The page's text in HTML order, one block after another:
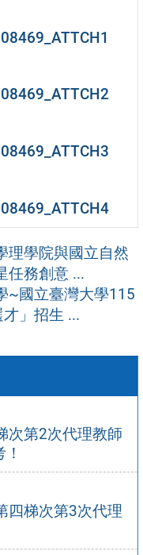
次第2次代理教師
四梯次第3次代理
理學院與國立自然
任務創意 ...
~國立臺灣大學115
」招生 ...